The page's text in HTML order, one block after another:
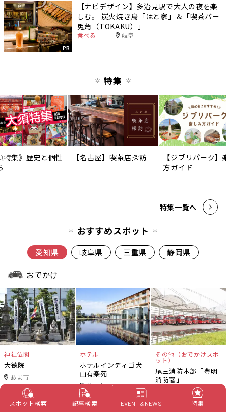
PR
【ナビデザイン】多治見駅で大人の夜を楽
しむ。 炭火焼き鳥「はと家」＆「喫茶バー
兎角（TOKAKU）」
食べる 岐阜
特集
特集》歴史と個性
【名古屋】喫茶店探訪
【ジブリパーク】
方ガイド
特集一覧へ
おすすめスポット
愛知県 岐阜県 三重県 静岡県
おでかけ
神社仏閣
大徳院
あま市
ホテル
ホテルインディゴ犬
山有楽苑
犬山市
その他（おでかけスポ
ット）
尾三消防本部「豊明
消防署」
豊明市
スポット検索
記事検索 EVENT & NEWS 特集